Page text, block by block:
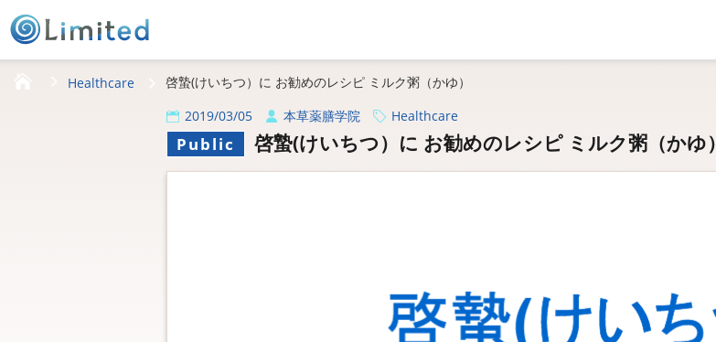
HOMEHealthcare 啓蟄(けいちつ）に お勧めのレシピ ミルク粥（かゆ）
2019/03/05 本草薬膳学院 Healthcare
Public 啓蟄(けいちつ）に お勧めのレシピ ミルク粥（かゆ）